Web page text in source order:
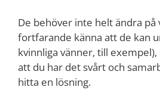
De behöver inte helt ändra på
fortfarande känna att de kan
kvinnliga vänner, till
att du har det svårt och
hitta en lösning.